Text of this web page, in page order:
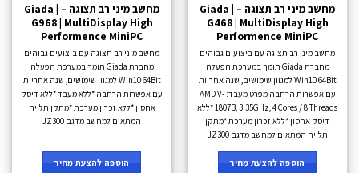
מחשב מיני רב תצוגה – Giada |
G468 | MultiDisplay High
Performence MiniPC
מחשב מיני רב תצוגה עם ביצועים גבוהים
מחברת Giada תומך במערכת הפעלה
Win10 64Bit למגוון שימושים, שנה אחריות
עם אפשרות הרחבה מפרט מעבד: AMD V-
1807B, 3.35GHz, 4 Cores / 8 Threads *ללא
דיסק אחסון *ללא זכרון מערכת *מתקן
תלייה המתאים למחשב מדגם JZ300
הוספה להצעת מחיר
מחשב מיני רב תצוגה – Giada |
G968 | MultiDisplay High
Performence MiniPC
מחשב מיני רב תצוגה עם ביצועים גבוהים
מחברת Giada תומך במערכת הפעלה
Win10 64Bit למגוון שימושים, שנה אחריות
עם אפשרות הרחבה *ללא מעבד *ללא דיסק
אחסון *ללא זכרון מערכת *מתקן תלייה
המתאים למחשב מדגם JZ300
הוספה להצעת מחיר